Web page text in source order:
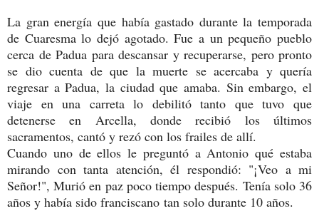
La gran energía que había gastado durante la temporada
de Cuaresma lo dejó agotado. Fue a un pequeño pueblo
cerca de Padua para descansar y recuperarse, pero pronto
se dio cuenta de que la muerte se acercaba y quería
regresar a Padua, la ciudad que amaba. Sin embargo, el
viaje en una carreta lo debilitó tanto que tuvo que
detenerse en Arcella, donde recibió los últimos
sacramentos, cantó y rezó con los frailes de allí.
Cuando uno de ellos le preguntó a Antonio qué estaba
mirando con tanta atención, él respondió: "¡Veo a mi
Señor!", Murió en paz poco tiempo después. Tenía solo 36
años y había sido franciscano tan solo durante 10 años.